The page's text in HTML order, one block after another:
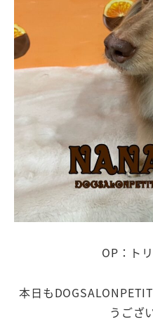
OP：ト
本日も
うござ